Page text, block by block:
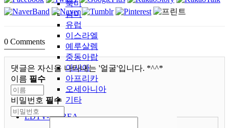
북미
남미
유럽
이스라엘
예루살렘
중동아랍
아시아
아프리카
오세아니아
기타
LDTV-KOREA
0 Comments
댓글은 자신을 나타내는 '얼굴'입니다. *^^*
이름 필수
비밀번호 필수